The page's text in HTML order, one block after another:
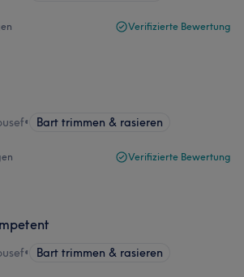
Verifizierte Bewertung
• Bart trimmen & rasieren
Verifizierte Bewertung
• Bart trimmen & rasieren